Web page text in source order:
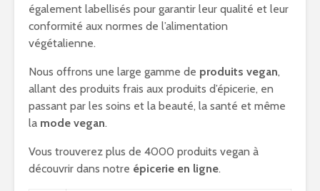
également labellisés pour garantir leur qualité et leur
conformité aux normes de l’alimentation
végétalienne.
Nous offrons une large gamme de produits vegan,
allant des produits frais aux produits d’épicerie, en
passant par les soins et la beauté, la santé et même
la mode vegan.
Vous trouverez plus de 4000 produits vegan à
découvrir dans notre épicerie en ligne.